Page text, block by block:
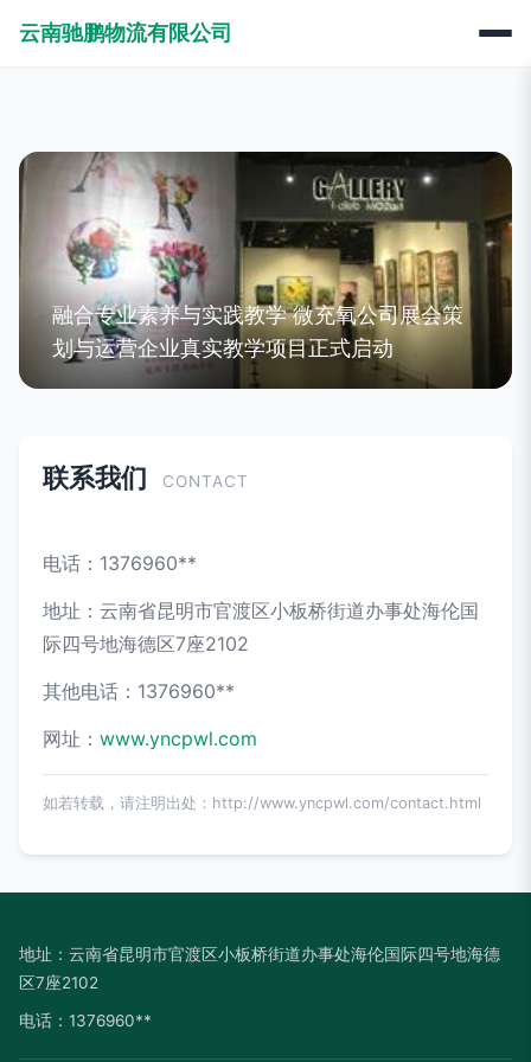
云南驰鹏物流有限公司
融合专业素养与实践教学 微充氧公司展会策
划与运营企业真实教学项目正式启动
联系我们 CONTACT
电话：1376960**
地址：云南省昆明市官渡区小板桥街道办事处海伦国
际四号地海德区7座2102
其他电话：1376960**
网址： www.yncpwl.com
如若转载，请注明出处：http://www.yncpwl.com/contact.html
地址：云南省昆明市官渡区小板桥街道办事处海伦国际四号地海德
区7座2102
电话：1376960**